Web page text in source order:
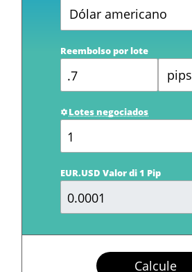
Dólar americano
Reembolso por lote
pips
Lotes negociados
EUR.USD Valor di 1 Pip
Calcule